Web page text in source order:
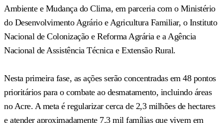
Ambiente e Mudança do Clima, em parceria com o Ministério
do Desenvolvimento Agrário e Agricultura Familiar, o Instituto
Nacional de Colonização e Reforma Agrária e a Agência
Nacional de Assistência Técnica e Extensão Rural.
Nesta primeira fase, as ações serão concentradas em 48 pontos
prioritários para o combate ao desmatamento, incluindo áreas
no Acre. A meta é regularizar cerca de 2,3 milhões de hectares
e atender aproximadamente 7,3 mil famílias que vivem em